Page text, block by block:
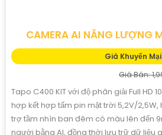
CAMERA AI NĂNG LƯỢNG
Giá Khuyến
Giá Bán:
Tapo C400 KIT với độ phân giải Full HD
hợp kết hợp tấm pin mặt trời 5,2V/
trợ tầm nhìn ban đêm có màu lên đến
người bằng AI, đồng thời lưu trữ dữ liệu